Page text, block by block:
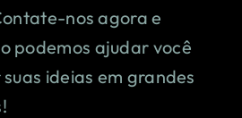
nos agora e
podemos ajudar você
ideias em grandes